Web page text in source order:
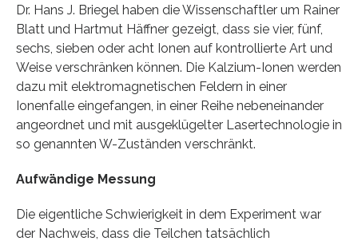
Dr. Hans J. Briegel haben die Wissenschaftler um Rainer
Blatt und Hartmut Häffner gezeigt, dass sie vier, fünf,
sechs, sieben oder acht Ionen auf kontrollierte Art und
Weise verschränken können. Die Kalzium-Ionen werden
dazu mit elektromagnetischen Feldern in einer
Ionenfalle eingefangen, in einer Reihe nebeneinander
angeordnet und mit ausgeklügelter Lasertechnologie in
so genannten W-Zuständen verschränkt.
Aufwändige Messung
Die eigentliche Schwierigkeit in dem Experiment war
der Nachweis, dass die Teilchen tatsächlich